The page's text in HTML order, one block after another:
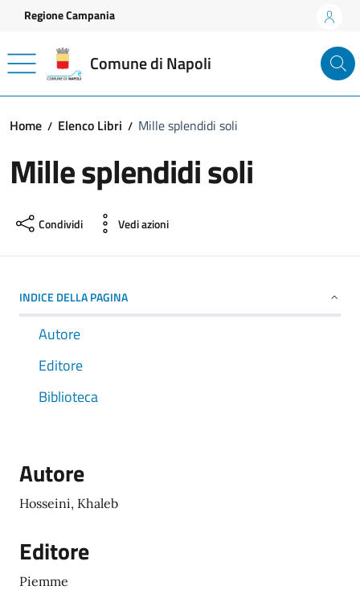
Vai ai contenuti
Vai al footer
Regione Campania
Comune di Napoli
Home Elenco Libri Mille splendidi soli
Mille splendidi soli
Condividi Vedi azioni
INDICE DELLA PAGINA
Autore
Editore
Biblioteca
Autore
Hosseini, Khaleb
Editore
Piemme